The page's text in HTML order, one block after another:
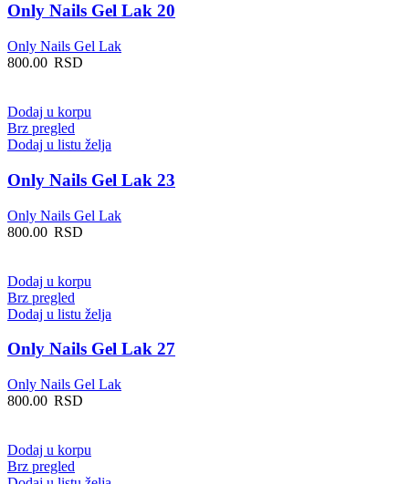
Only Nails Gel Lak 20
Only Nails Gel Lak
800.00 RSD
Dodaj u korpu
Brz pregled
Dodaj u listu želja
Only Nails Gel Lak 23
Only Nails Gel Lak
800.00 RSD
Dodaj u korpu
Brz pregled
Dodaj u listu želja
Only Nails Gel Lak 27
Only Nails Gel Lak
800.00 RSD
Dodaj u korpu
Brz pregled